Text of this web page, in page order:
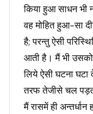
किया हुआ साधन भी
वह मोहित हुआ-सा
है; परन्तु ऐसी
आती है। मैं भी
लिये ऐसी घटना घटा
तरफ तेजीसे चल
मैं रासमें ही अन्तर्धान